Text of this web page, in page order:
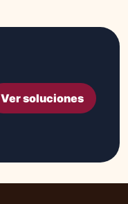
Ver soluciones